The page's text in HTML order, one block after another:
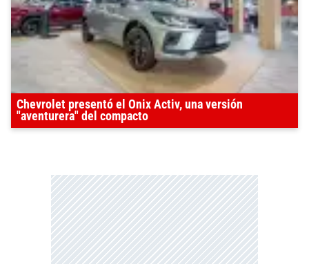
Chevrolet presentó el Onix Activ, una versión
"aventurera" del compacto